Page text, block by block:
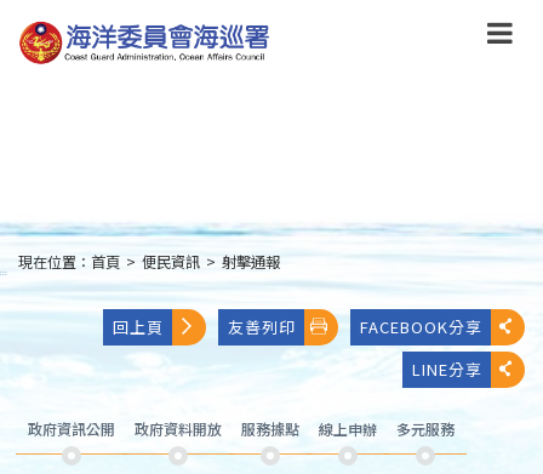
到
主
:::
現在位置： 首頁 > 便民資訊 > 射擊通報
回上頁 友善列印
FACEBOOK分享
LINE分享
政府資訊公開 政府資料開放 服務據點 線上申辦 多元服務